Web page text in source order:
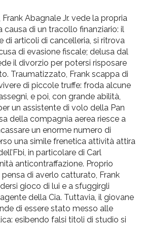
Abagnale Jr. vede la propria
causa di un tracollo finanziario: il
di articoli di cancelleria, si ritrova
di evasione fiscale; delusa dal
il divorzio per potersi risposare
Traumatizzato, Frank scappa di
di piccole truffe: froda alcune
e poi, con grande abilità,
un assistente di volo della Pan
della compagnia aerea riesce a
un enorme numero di
una simile frenetica attività attira
in particolare di Carl
anticontraffazione. Proprio
di averlo catturato, Frank
gioco di lui e a sfuggirgli
della Cia. Tuttavia, il giovane
di essere stato messo alle
esibendo falsi titoli di studio si